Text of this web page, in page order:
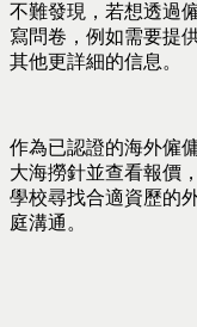
不難發現，若想透過
寫問卷，例如需要提
其他更詳細的信息。
作為已認證的海外僱
大海撈針並查看報價
學校尋找合適資歷的
庭溝通。